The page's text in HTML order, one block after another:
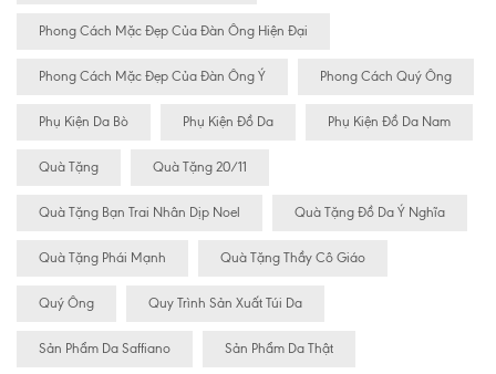
Phong Cách Mặc Đẹp Của Đàn Ông Hiện Đại
Phong Cách Mặc Đẹp Của Đàn Ông Ý Phong Cách Quý Ông
Phụ Kiện Da Bò Phụ Kiện Đồ Da Phụ Kiện Đồ Da Nam
Quà Tặng Quà Tặng 20/11
Quà Tặng Bạn Trai Nhân Dịp Noel Quà Tặng Đồ Da Ý Nghĩa
Quà Tặng Phái Mạnh Quà Tặng Thầy Cô Giáo
Quý Ông Quy Trình Sản Xuất Túi Da
Sản Phẩm Da Saffiano Sản Phẩm Da Thật